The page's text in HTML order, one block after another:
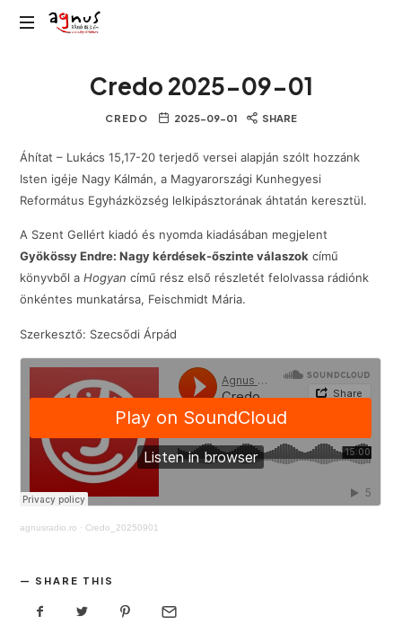
Agnus
közösségiCredo 2025-09-01
CREDO 2025-09-01 SHARE
Áhítat – Lukács 15,17-20 terjedő versei alapján szólt hozzánk
Isten igéje Nagy Kálmán, a Magyarországi Kunhegyesi
Református Egyházközség lelkipásztorának áhtatán keresztül.
A Szent Gellért kiadó és nyomda kiadásában megjelent
Gyökössy Endre: Nagy kérdések-őszinte válaszok című
könyvből aHogyan című rész első részletét felolvassa rádiónk
önkéntes munkatársa, Feischmidt Mária.
Szerkesztő: Szecsődi Árpád
agnusradio.ro · Credo_20250901
SHARE THIS